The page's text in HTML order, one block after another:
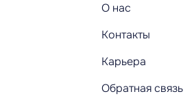
О нас
Контакты
Карьера
Обратная связь